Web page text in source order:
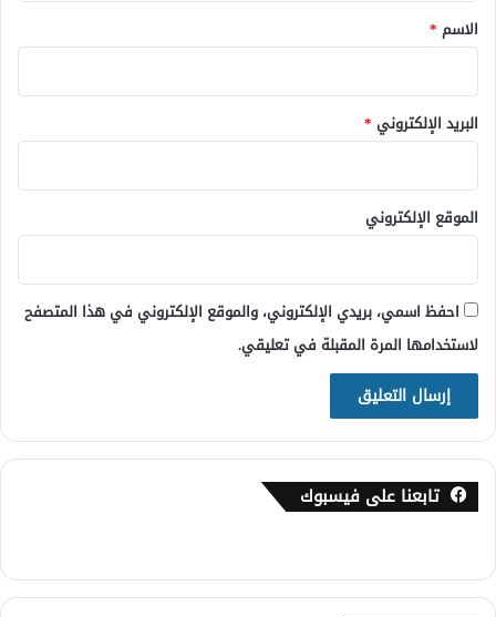
*
الاسم *
البريد الإلكتروني *
الموقع الإلكتروني
احفظ اسمي، بريدي الإلكتروني، والموقع الإلكتروني في هذا المتصفح
لاستخدامها المرة المقبلة في تعليقي.
تابعنا على فيسبوك